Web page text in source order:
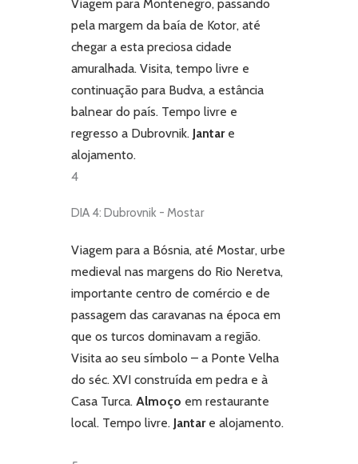
Viagem para Montenegro, passando
pela margem da baía de Kotor, até
chegar a esta preciosa cidade
amuralhada. Visita, tempo livre e
continuação para Budva, a estância
balnear do país. Tempo livre e
regresso a Dubrovnik. Jantare
alojamento.
4
DIA 4: Dubrovnik - Mostar
Viagem para a Bósnia, até Mostar, urbe
medieval nas margens do Rio Neretva,
importante centro de comércio e de
passagem das caravanas na época em
que os turcos dominavam a região.
Visita ao seu símbolo – a Ponte Velha
do séc. XVI construída em pedra e à
Casa Turca. Almoço em restaurante
local. Tempo livre. Jantare alojamento.